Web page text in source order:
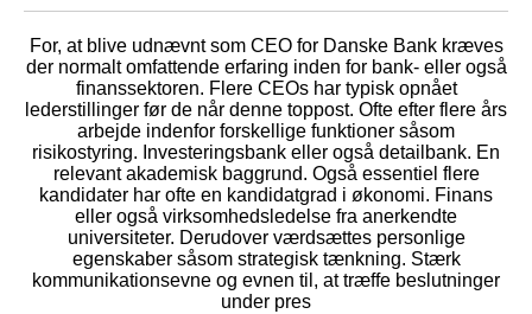
For, at blive udnævnt som CEO for Danske Bank kræves
der normalt omfattende erfaring inden for bank- eller også
finanssektoren. Flere CEOs har typisk opnået
lederstillinger før de når denne toppost. Ofte efter flere års
arbejde indenfor forskellige funktioner såsom
risikostyring. Investeringsbank eller også detailbank. En
relevant akademisk baggrund. Også essentiel flere
kandidater har ofte en kandidatgrad i økonomi. Finans
eller også virksomhedsledelse fra anerkendte
universiteter. Derudover værdsættes personlige
egenskaber såsom strategisk tænkning. Stærk
kommunikationsevne og evnen til, at træffe beslutninger
under pres